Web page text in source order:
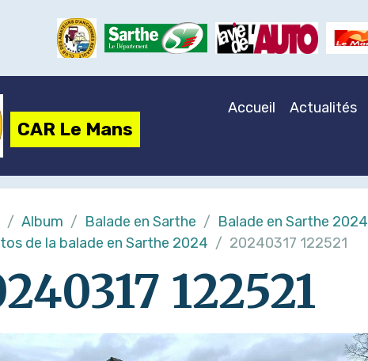
CAR Le Mans
Accueil Actualités
Album Balade en Sarthe
Balade en Sarthe 2024
de la balade en Sarthe 2024
20240317 122521
122521